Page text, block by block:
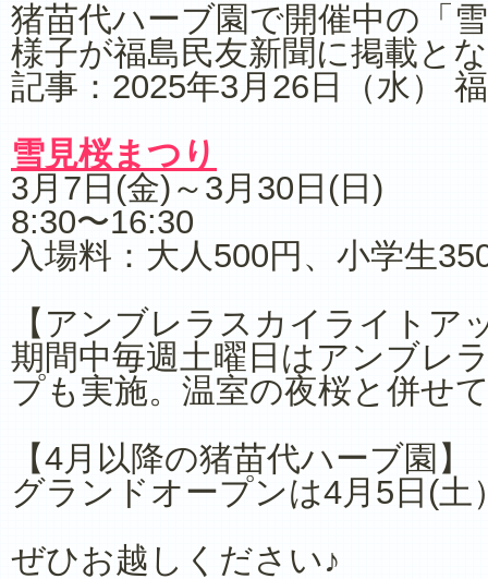
猪苗代ハーブ園で開催中の「
様子が福島民友新聞に掲載と
記事：2025年3月26日（水）
雪見桜まつり
3 月7日(金)～3月30日(日)
8:30〜16:30
入場料：大人500円、小学生
【アンブレラスカイライトア
期間中毎週土曜日はアンブレ
プも実施。温室の夜桜と併せ
【4月以降の猪苗代ハーブ園】
グランドオープンは4月5日(土
ぜひお越しください♪